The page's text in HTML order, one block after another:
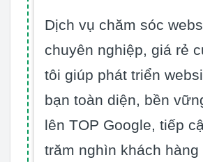
Dịch vụ chăm sóc
chuyên nghiệp, giá rẻ
tôi giúp phát triển
bạn toàn diện, bền
lên TOP Google, tiếp
trăm nghìn khách hàng